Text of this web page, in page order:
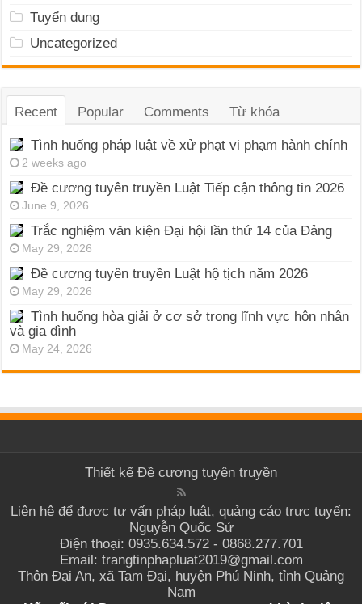
Tuyển dụng
Uncategorized
Recent Popular Comments Từ khóa
Tình huống pháp luật về xử phạt vi phạm hành chính
2 weeks ago
Đề cương tuyên truyền Luật Tiếp cận thông tin 2026
June 9, 2026
Trắc nghiệm văn kiện Đại hội lần thứ 14 của Đảng
May 29, 2026
Đề cương tuyên truyền Luật hộ tịch năm 2026
May 29, 2026
Tình huống hòa giải ở cơ sở trong lĩnh vực hôn nhân
và gia đình
May 24, 2026
Thiết kế Đề cương tuyên truyền
Liên hệ để được tư vấn pháp luật, quảng cáo trực tuyến:
Nguyễn Quốc Sử
Điện thoại: 0935.634.572 - 0868.277.701
Email: trangtinphapluat2019@gmail.com
Thôn Đại An, xã Tam Đại, huyện Phú Ninh, tỉnh Quảng
Nam